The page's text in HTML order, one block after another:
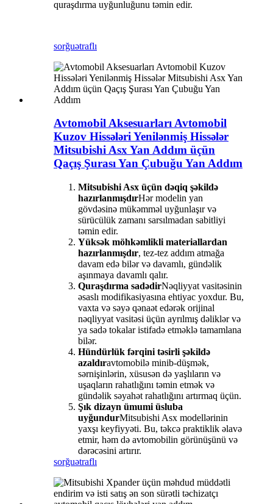
quraşdırma uyğunluğunu təmin edir.
sorğuətraflı
Avtomobil Aksesuarları Avtomobil
Kuzov Hissələri Yenilənmiş Hissələr
Mitsubishi Asx Yan Addım üçün
Qaçış Şurası Yan Çubuğu Yan Addım
Mitsubishi Asx üçün dəqiq şəkildə
hazırlanmışdırHər modelin yan
gövdəsinə mükəmməl uyğunlaşır və
sürücülük zamanı sarsılmadan sabitliyi
təmin edir.
Yüksək möhkəmlikli materiallardan
hazırlanmışdır, tez-tez addım atmağa
davam edə bilər və davamlı, gündəlik
aşınmaya davamlı qalır.
Quraşdırma sadədirNəqliyyat vasitəsinin
əsaslı modifikasiyasına ehtiyac yoxdur. Bu,
vaxta və səyə qənaət edərək orijinal
nəqliyyat vasitəsi üçün ayrılmış dəliklər və
ya sadə tokalar istifadə etməklə tamamlana
bilər.
Hündürlük fərqini təsirli şəkildə
azaldıravtomobilə minib-düşmək,
sərnişinlərin, xüsusən də yaşlıların və
uşaqların rahatlığını təmin etmək və
gündəlik səyahət rahatlığını artırmaq üçün.
Şık dizayn ümumi üsluba
uyğundurMitsubishi Asx modellərinin
yaxşı keyfiyyəti. Bu, təkcə praktiklik əlavə
etmir, həm də avtomobilin görünüşünü və
dərəcəsini artırır.
sorğuətraflı